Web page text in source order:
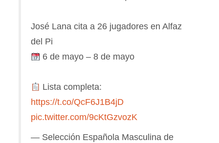
José Lana cita a 26 jugadores en Alfaz
del Pi
6 de mayo – 8 de mayo
Lista completa:
https://t.co/QcF6J1B4jD
pic.twitter.com/9cKtGzvozK
— Selección Española Masculina de